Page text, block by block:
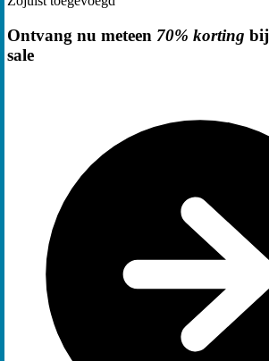
Ontvang nu meteen 70% korting
sale